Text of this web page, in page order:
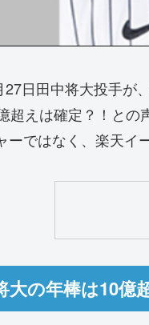
日田中将大投手が
超えは確定？！との
ーではなく、楽天イ
大の年棒は10億